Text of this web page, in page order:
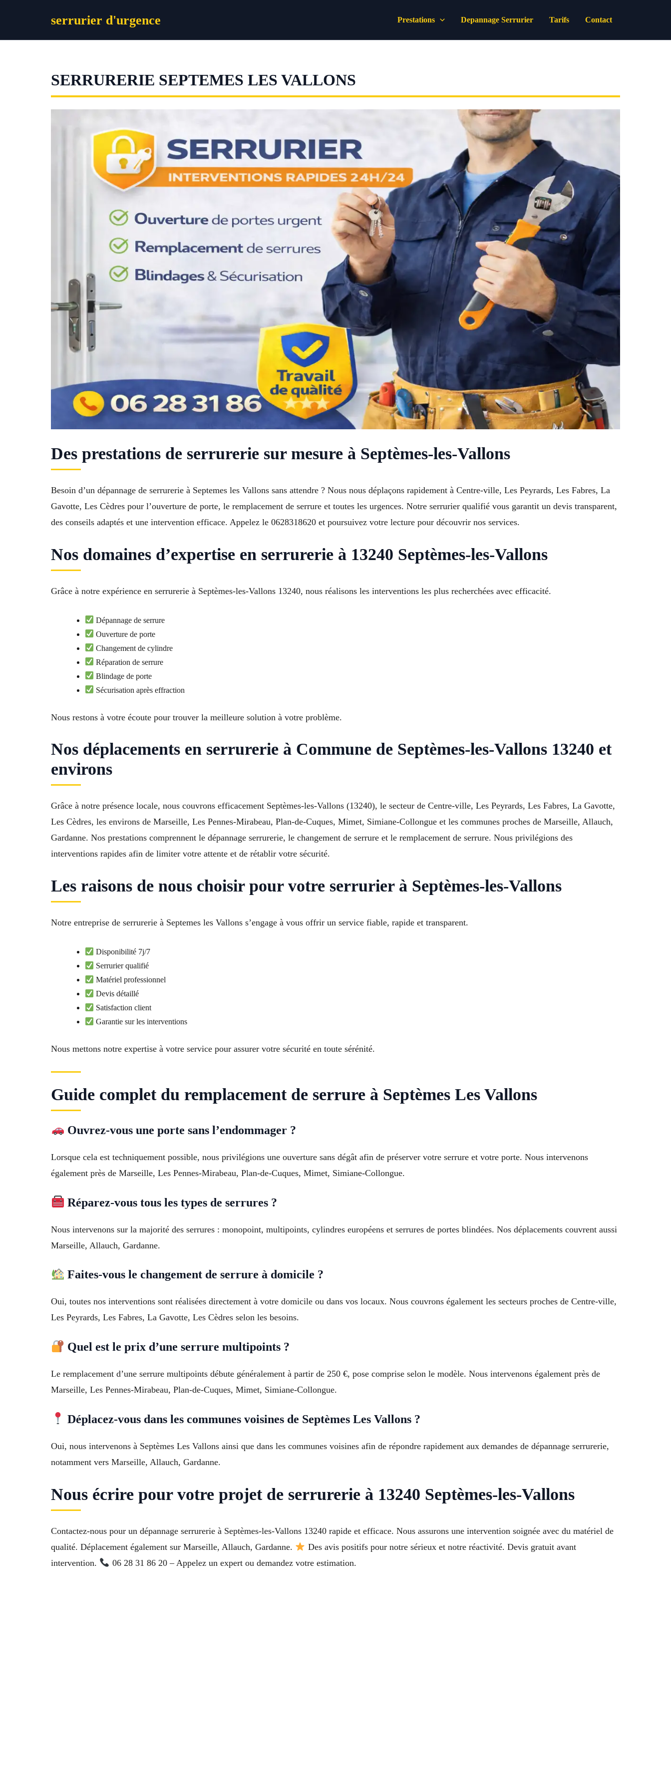
serrurier d'urgence Prestations Depannage Serrurier Tarifs Contact
SERRURERIE SEPTEMES LES VALLONS
Des prestations de serrurerie sur mesure à Septèmes-les-Vallons
Besoin d’un dépannage de serrurerie à Septemes les Vallons sans attendre ? Nous nous déplaçons rapidement à Centre-ville, Les Peyrards, Les Fabres, La
Gavotte, Les Cèdres pour l’ouverture de porte, le remplacement de serrure et toutes les urgences. Notre serrurier qualifié vous garantit un devis transparent,
des conseils adaptés et une intervention efficace. Appelez le 0628318620 et poursuivez votre lecture pour découvrir nos services.
Nos domaines d’expertise en serrurerie à 13240 Septèmes-les-Vallons
Grâce à notre expérience en serrurerie à Septèmes-les-Vallons 13240, nous réalisons les interventions les plus recherchées avec efficacité.
Dépannage de serrure
Ouverture de porte
Changement de cylindre
Réparation de serrure
Blindage de porte
Sécurisation après effraction
Nous restons à votre écoute pour trouver la meilleure solution à votre problème.
Nos déplacements en serrurerie à Commune de Septèmes-les-Vallons 13240 et
environs
Grâce à notre présence locale, nous couvrons efficacement Septèmes-les-Vallons (13240), le secteur de Centre-ville, Les Peyrards, Les Fabres, La Gavotte,
Les Cèdres, les environs de Marseille, Les Pennes-Mirabeau, Plan-de-Cuques, Mimet, Simiane-Collongue et les communes proches de Marseille, Allauch,
Gardanne. Nos prestations comprennent le dépannage serrurerie, le changement de serrure et le remplacement de serrure. Nous privilégions des
interventions rapides afin de limiter votre attente et de rétablir votre sécurité.
Les raisons de nous choisir pour votre serrurier à Septèmes-les-Vallons
Notre entreprise de serrurerie à Septemes les Vallons s’engage à vous offrir un service fiable, rapide et transparent.
Disponibilité 7j/7
Serrurier qualifié
Matériel professionnel
Devis détaillé
Satisfaction client
Garantie sur les interventions
Nous mettons notre expertise à votre service pour assurer votre sécurité en toute sérénité.
Guide complet du remplacement de serrure à Septèmes Les Vallons
Ouvrez-vous une porte sans l’endommager ?
Lorsque cela est techniquement possible, nous privilégions une ouverture sans dégât afin de préserver votre serrure et votre porte. Nous intervenons
également près de Marseille, Les Pennes-Mirabeau, Plan-de-Cuques, Mimet, Simiane-Collongue.
Réparez-vous tous les types de serrures ?
Nous intervenons sur la majorité des serrures : monopoint, multipoints, cylindres européens et serrures de portes blindées. Nos déplacements couvrent aussi
Marseille, Allauch, Gardanne.
Faites-vous le changement de serrure à domicile ?
Oui, toutes nos interventions sont réalisées directement à votre domicile ou dans vos locaux. Nous couvrons également les secteurs proches de Centre-ville,
Les Peyrards, Les Fabres, La Gavotte, Les Cèdres selon les besoins.
Quel est le prix d’une serrure multipoints ?
Le remplacement d’une serrure multipoints débute généralement à partir de 250 €, pose comprise selon le modèle. Nous intervenons également près de
Marseille, Les Pennes-Mirabeau, Plan-de-Cuques, Mimet, Simiane-Collongue.
Déplacez-vous dans les communes voisines de Septèmes Les Vallons ?
Oui, nous intervenons à Septèmes Les Vallons ainsi que dans les communes voisines afin de répondre rapidement aux demandes de dépannage serrurerie,
notamment vers Marseille, Allauch, Gardanne.
Nous écrire pour votre projet de serrurerie à 13240 Septèmes-les-Vallons
Contactez-nous pour un dépannage serrurerie à Septèmes-les-Vallons 13240 rapide et efficace. Nous assurons une intervention soignée avec du matériel de
qualité. Déplacement également sur Marseille, Allauch, Gardanne.
Des avis positifs pour notre sérieux et notre réactivité. Devis gratuit avant
intervention.
06 28 31 86 20 – Appelez un expert ou demandez votre estimation.